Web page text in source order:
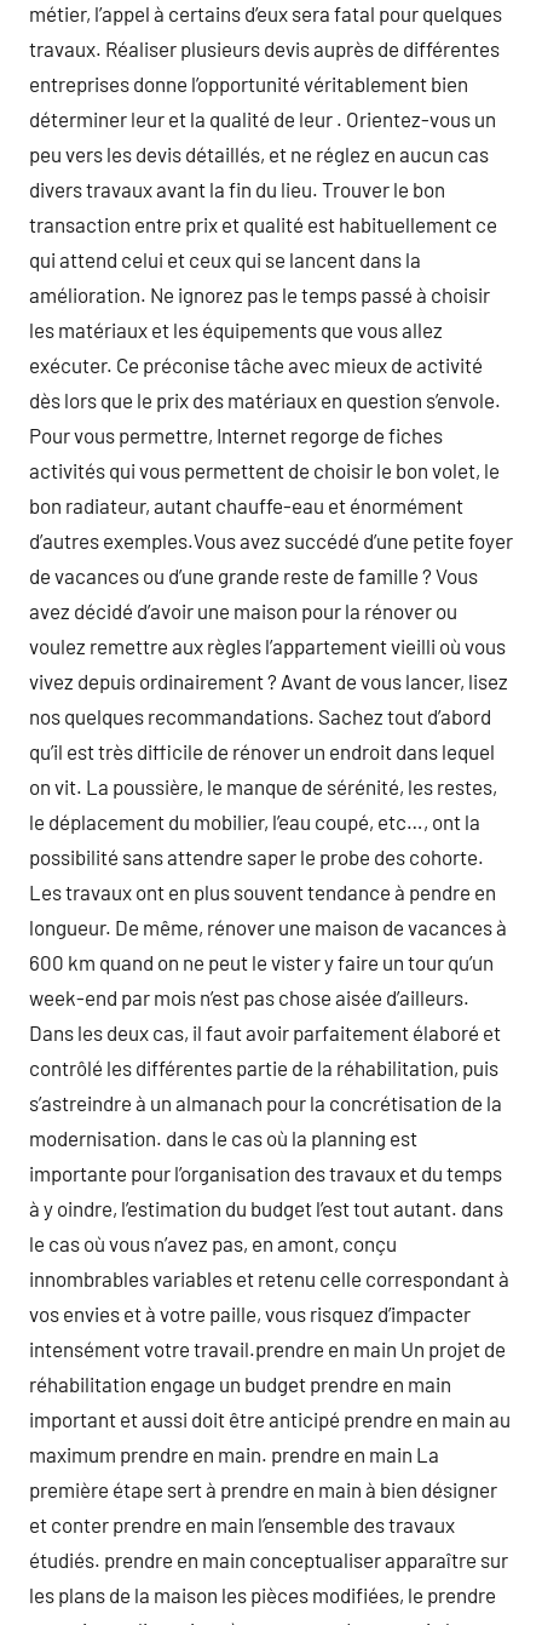
métier, l’appel à certains d’eux sera fatal pour quelques
travaux. Réaliser plusieurs devis auprès de différentes
entreprises donne l’opportunité véritablement bien
déterminer leur et la qualité de leur . Orientez-vous un
peu vers les devis détaillés, et ne réglez en aucun cas
divers travaux avant la fin du lieu. Trouver le bon
transaction entre prix et qualité est habituellement ce
qui attend celui et ceux qui se lancent dans la
amélioration. Ne ignorez pas le temps passé à choisir
les matériaux et les équipements que vous allez
exécuter. Ce préconise tâche avec mieux de activité
dès lors que le prix des matériaux en question s’envole.
Pour vous permettre, Internet regorge de fiches
activités qui vous permettent de choisir le bon volet, le
bon radiateur, autant chauffe-eau et énormément
d’autres exemples.Vous avez succédé d’une petite foyer
de vacances ou d’une grande reste de famille ? Vous
avez décidé d’avoir une maison pour la rénover ou
voulez remettre aux règles l’appartement vieilli où vous
vivez depuis ordinairement ? Avant de vous lancer, lisez
nos quelques recommandations. Sachez tout d’abord
qu’il est très difficile de rénover un endroit dans lequel
on vit. La poussière, le manque de sérénité, les restes,
le déplacement du mobilier, l’eau coupé, etc…, ont la
possibilité sans attendre saper le probe des cohorte.
Les travaux ont en plus souvent tendance à pendre en
longueur. De même, rénover une maison de vacances à
600 km quand on ne peut le vister y faire un tour qu’un
week-end par mois n’est pas chose aisée d’ailleurs.
Dans les deux cas, il faut avoir parfaitement élaboré et
contrôlé les différentes partie de la réhabilitation, puis
s’astreindre à un almanach pour la concrétisation de la
modernisation. dans le cas où la planning est
importante pour l’organisation des travaux et du temps
à y oindre, l’estimation du budget l’est tout autant. dans
le cas où vous n’avez pas, en amont, conçu
innombrables variables et retenu celle correspondant à
vos envies et à votre paille, vous risquez d’impacter
intensément votre travail.prendre en main Un projet de
réhabilitation engage un budget prendre en main
important et aussi doit être anticipé prendre en main au
maximum prendre en main. prendre en main La
première étape sert à prendre en main à bien désigner
et conter prendre en main l’ensemble des travaux
étudiés. prendre en main conceptualiser apparaître sur
les plans de la maison les pièces modifiées, le prendre